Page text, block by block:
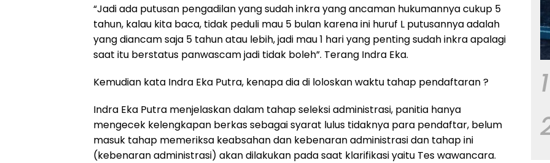
“Jadi ada putusan pengadilan yang sudah inkra yang ancaman hukumannya cukup 5
tahun, kalau kita baca, tidak peduli mau 5 bulan karena ini huruf L putusannya adalah
yang diancam saja 5 tahun atau lebih, jadi mau 1 hari yang penting sudah inkra apalagi
saat itu berstatus panwascam jadi tidak boleh”. Terang Indra Eka.
Kemudian kata Indra Eka Putra, kenapa dia di loloskan waktu tahap pendaftaran ?
Indra Eka Putra menjelaskan dalam tahap seleksi administrasi, panitia hanya
mengecek kelengkapan berkas sebagai syarat lulus tidaknya para pendaftar, belum
masuk tahap memeriksa keabsahan dan kebenaran administrasi dan tahap ini
(kebenaran administrasi) akan dilakukan pada saat klarifikasi yaitu Tes wawancara.
1